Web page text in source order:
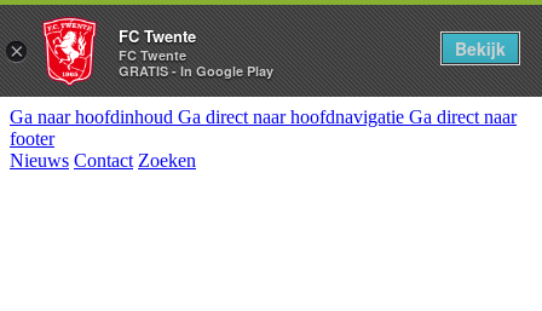
Ga naar hoofdinhoud Ga direct naar hoofdnavigatie Ga direct naar
footer
Nieuws Contact Zoeken
×
FC Twente
FC Twente
GRATIS - In Google Play
Bekijk